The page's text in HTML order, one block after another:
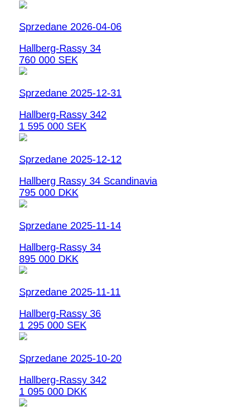
Sprzedane 2026-04-06
Hallberg-Rassy 34
760 000 SEK
Sprzedane 2025-12-31
Hallberg-Rassy 342
1 595 000 SEK
Sprzedane 2025-12-12
Hallberg Rassy 34 Scandinavia
795 000 DKK
Sprzedane 2025-11-14
Hallberg-Rassy 34
895 000 DKK
Sprzedane 2025-11-11
Hallberg-Rassy 36
1 295 000 SEK
Sprzedane 2025-10-20
Hallberg-Rassy 342
1 095 000 DKK